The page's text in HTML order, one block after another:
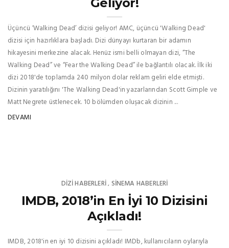
Üçüncü ‘Walking Dead’ dizisi geliyor! AMC, üçüncü 'Walking Dead'
dizisi için hazırlıklara başladı. Dizi dünyayı kurtaran bir adamın
hikayesini merkezine alacak. Henüz ismi belli olmayan dizi, “The
Walking Dead” ve “Fear the Walking Dead” ile bağlantılı olacak. İlk iki
dizi 2018'de toplamda 240 milyon dolar reklam geliri elde etmişti.
Dizinin yaratılığını 'The Walking Dead'in yazarlarından Scott Gimple ve
Matt Negrete üstlenecek. 10 bölümden oluşacak dizinin ...
DEVAMI
DIZI HABERLERI, SINEMA HABERLERI
IMDB, 2018’in En İyi 10 Dizisini
Açıkladı!
IMDB, 2018'in en iyi 10 dizisini açıkladı! IMDb, kullanıcıların oylarıyla